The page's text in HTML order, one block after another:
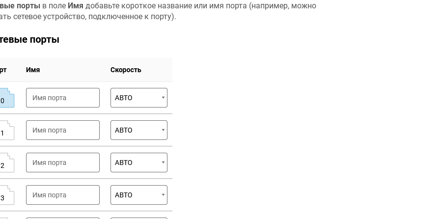
порты в поле Имя добавьте короткое название или имя порта (например, можно
сетевое устройство, подключенное к порту).